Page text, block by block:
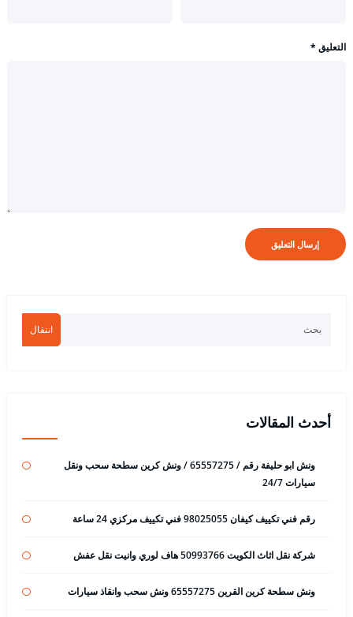
التعليق *
انتقال
أحدث المقالات
ونش ابو حليفة رقم / 65557275 / ونش كرين سطحة سحب ونقل
سيارات 24/7
رقم فني تكييف كيفان 98025055 فني تكييف مركزي 24 ساعة
شركة نقل اثاث الكويت 50993766 هاف لوري وانيت نقل عفش
ونش سطحة كرين القرين 65557275 ونش سحب وانقاذ سيارات